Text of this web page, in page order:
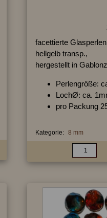
facettierte Glasperlen
hellgelb transp.,
hergestellt in
Perlengröße:
LochØ: ca.
pro Packung
Kategorie: 8 mm